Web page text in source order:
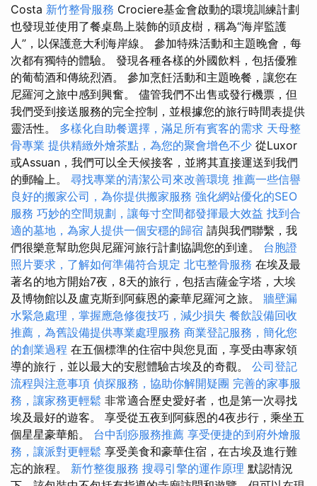
Costa 新竹整骨服務 Crociere基金會啟動的環境訓練計劃
也發現並使用了餐桌島上裝飾的頭皮樹，稱為“海岸監護
人”，以保護意大利海岸線。 參加特殊活動和主題晚會，每
次都有獨特的體驗。 發現各種各樣的外國飲料，包括優雅
的葡萄酒和傳統烈酒。 參加烹飪活動和主題晚餐，讓您在
尼羅河之旅中感到興奮。 儘管我們不出售或發行機票，但
我們受到接送服務的完全控制，並根據您的旅行時間表提供
靈活性。 多樣化自助餐選擇，滿足所有賓客的需求 天母整
骨專業 提供精緻外燴茶點，為您的聚會增色不少 從Luxor
或Assuan，我們可以全天候接客，並將其直接運送到我們
的郵輪上。 尋找專業的清潔公司來改善環境 推薦一些信譽
良好的搬家公司，為你提供搬家服務 強化網站優化的SEO
服務 巧妙的空間規劃，讓每寸空間都發揮最大效益 找到合
適的墓地，為家人提供一個安穩的歸宿 請與我們聯繫，我
們很樂意幫助您與尼羅河旅行計劃協調您的到達。 台胞證
照片要求，了解如何準備符合規定 北屯整骨服務 在埃及最
著名的地方開始7夜，8天的旅行，包括吉薩金字塔，大埃
及博物館以及盧克斯到阿蘇恩的豪華尼羅河之旅。 牆壁漏
水緊急處理，掌握應急修復技巧，減少損失 餐飲設備回收
推薦，為舊設備提供專業處理服務 商業登記服務，簡化您
的創業過程 在五個標準的住宿中與您見面，享受由專家領
導的旅行，並以最大的安慰體驗古埃及的奇觀。 公司登記
流程與注意事項 偵探服務，協助你解開疑團 完善的家事服
務，讓家務更輕鬆 非常適合歷史愛好者，也是第一次尋找
埃及最好的遊客。 享受從五夜到阿蘇恩的4夜步行，乘坐五
個星星豪華船。 台中刮痧服務推薦 享受便捷的到府外燴服
務，讓派對更輕鬆 享受美食和豪華住宿，在古埃及進行難
忘的旅程。 新竹整復服務 搜尋引擎的運作原理 默認情況